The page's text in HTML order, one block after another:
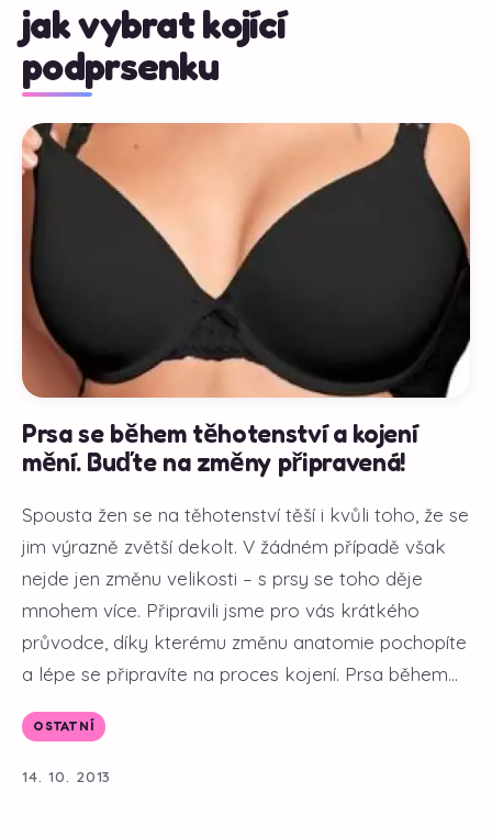
jak vybrat kojící
podprsenku
Prsa se během těhotenství a kojení
mění. Buďte na změny připravená!
Spousta žen se na těhotenství těší i kvůli toho, že se
jim výrazně zvětší dekolt. V žádném případě však
nejde jen změnu velikosti – s prsy se toho děje
mnohem více. Připravili jsme pro vás krátkého
průvodce, díky kterému změnu anatomie pochopíte
a lépe se připravíte na proces kojení. Prsa během...
OSTATNÍ
14. 10. 2013